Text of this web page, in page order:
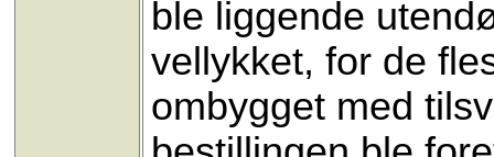
ble liggende
vellykket, for de
ombygget med